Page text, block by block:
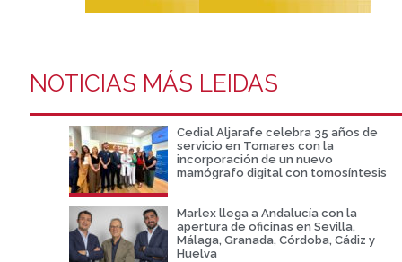
NOTICIAS MÁS LEIDAS
Cedial Aljarafe celebra 35 años de
servicio en Tomares con la
incorporación de un nuevo
mamógrafo digital con tomosíntesis
Marlex llega a Andalucía con la
apertura de oficinas en Sevilla,
Málaga, Granada, Córdoba, Cádiz y
Huelva